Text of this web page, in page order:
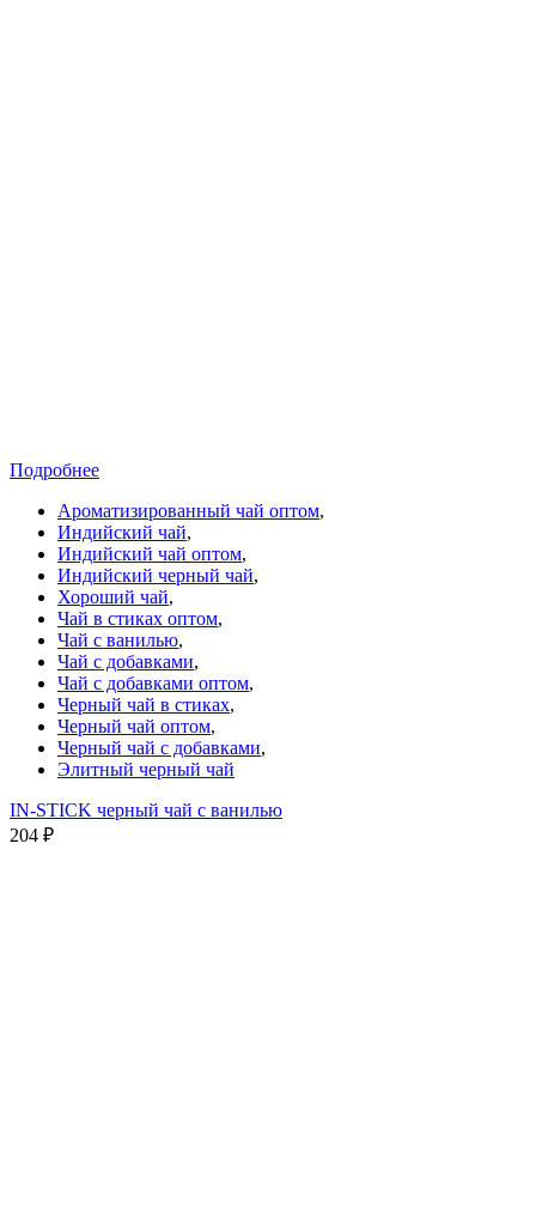
Подробнее
Ароматизированный чай оптом,
Индийский чай,
Индийский чай оптом,
Индийский черный чай,
Хороший чай,
Чай в стиках оптом,
Чай с ванилью,
Чай с добавками,
Чай с добавками оптом,
Черный чай в стиках,
Черный чай оптом,
Черный чай с добавками,
Элитный черный чай
IN-STICK черный чай с ванилью
204 ₽